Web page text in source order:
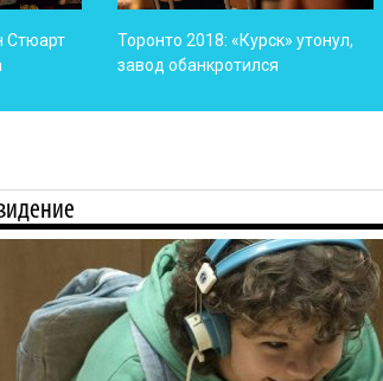
Стюарт
Торонто 2018: «Курск» утонул,
завод обанкротился